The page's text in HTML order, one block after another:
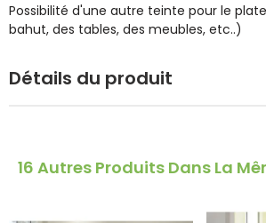
Possibilité d'une autre teinte pour le
bahut, des tables, des meubles, etc..)
Détails du produit
16 Autres Produits Dans La